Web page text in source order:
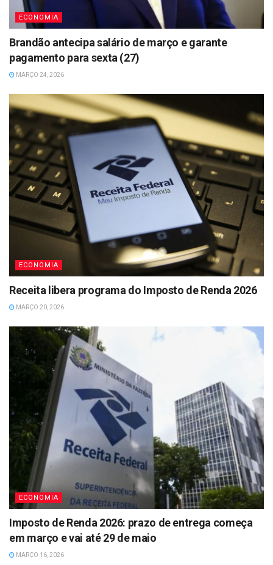
ECONOMIA
Brandão antecipa salário de março e garante
pagamento para sexta (27)
MARÇO 24, 2026
ECONOMIA
Receita libera programa do Imposto de Renda 2026
MARÇO 20, 2026
ECONOMIA
Imposto de Renda 2026: prazo de entrega começa
em março e vai até 29 de maio
MARÇO 16, 2026